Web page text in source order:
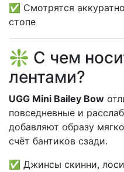
✅ Смотрятся
стопе
❇️ С чем
лентами?
UGG Mini Bailey Bow
повседневные и
добавляют образу
счёт бантиков сзади.
✅ Джинсы скинни,